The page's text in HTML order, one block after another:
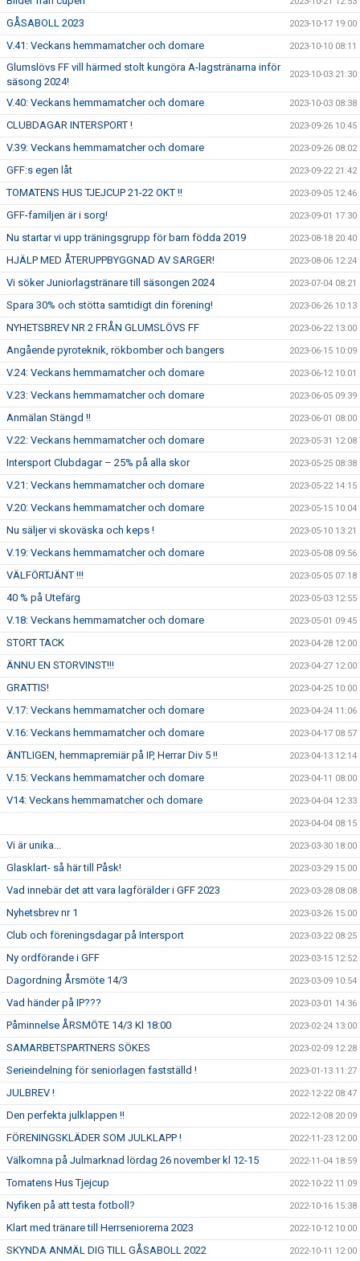
GÅSABOLL 2023 2023-10-17 19:00
V.41: Veckans hemmamatcher och domare 2023-10-10 08:11
Glumslövs FF vill härmed stolt kungöra A-lagstränarna inför
säsong 2024!
2023-10-03 21:30
V.40: Veckans hemmamatcher och domare 2023-10-03 08:38
CLUBDAGAR INTERSPORT ! 2023-09-26 10:45
V.39: Veckans hemmamatcher och domare 2023-09-26 08:02
GFF:s egen låt 2023-09-22 21:42
TOMATENS HUS TJEJCUP 21-22 OKT !! 2023-09-05 12:46
GFF-familjen är i sorg! 2023-09-01 17:30
Nu startar vi upp träningsgrupp för barn födda 2019 2023-08-18 20:40
HJÄLP MED ÅTERUPPBYGGNAD AV SARGER! 2023-08-06 12:24
Vi söker Juniorlagstränare till säsongen 2024 2023-07-04 08:21
Spara 30% och stötta samtidigt din förening! 2023-06-26 10:13
NYHETSBREV NR 2 FRÅN GLUMSLÖVS FF 2023-06-22 13:00
Angående pyroteknik, rökbomber och bangers 2023-06-15 10:09
V.24: Veckans hemmamatcher och domare 2023-06-12 10:01
V.23: Veckans hemmamatcher och domare 2023-06-05 09:39
Anmälan Stängd !! 2023-06-01 08:00
V.22: Veckans hemmamatcher och domare 2023-05-31 12:08
Intersport Clubdagar – 25% på alla skor 2023-05-25 08:38
V.21: Veckans hemmamatcher och domare 2023-05-22 14:15
V.20: Veckans hemmamatcher och domare 2023-05-15 10:04
Nu säljer vi skoväska och keps ! 2023-05-10 13:21
V.19: Veckans hemmamatcher och domare 2023-05-08 09:56
VÄLFÖRTJÄNT !!! 2023-05-05 07:18
40 % på Utefärg 2023-05-03 12:55
V.18: Veckans hemmamatcher och domare 2023-05-01 09:45
STORT TACK 2023-04-28 12:00
ÄNNU EN STORVINST!!! 2023-04-27 12:00
GRATTIS! 2023-04-25 10:00
V.17: Veckans hemmamatcher och domare 2023-04-24 11:06
V.16: Veckans hemmamatcher och domare 2023-04-17 08:57
ÄNTLIGEN, hemmapremiär på IP, Herrar Div 5 !! 2023-04-13 12:14
V.15: Veckans hemmamatcher och domare 2023-04-11 08:00
V14: Veckans hemmamatcher och domare 2023-04-04 12:33
2023-04-04 08:15
Vi är unika... 2023-03-30 18:00
Glasklart- så här till Påsk! 2023-03-29 15:00
Vad innebär det att vara lagförälder i GFF 2023 2023-03-28 08:08
Nyhetsbrev nr 1 2023-03-26 15:00
Club och föreningsdagar på Intersport 2023-03-22 08:25
Ny ordförande i GFF 2023-03-15 12:52
Dagordning Årsmöte 14/3 2023-03-09 10:54
Vad händer på IP??? 2023-03-01 14:36
Påminnelse ÅRSMÖTE 14/3 Kl 18:00 2023-02-24 13:00
SAMARBETSPARTNERS SÖKES 2023-02-09 12:28
Serieindelning för seniorlagen fastställd ! 2023-01-13 11:27
JULBREV ! 2022-12-22 08:47
Den perfekta julklappen !! 2022-12-08 20:09
FÖRENINGSKLÄDER SOM JULKLAPP ! 2022-11-23 12:00
Välkomna på Julmarknad lördag 26 november kl 12-15 2022-11-04 18:59
Tomatens Hus Tjejcup 2022-10-22 11:09
Nyfiken på att testa fotboll? 2022-10-16 15:38
Klart med tränare till Herrseniorerna 2023 2022-10-12 10:00
SKYNDA ANMÄL DIG TILL GÅSABOLL 2022 2022-10-11 12:00